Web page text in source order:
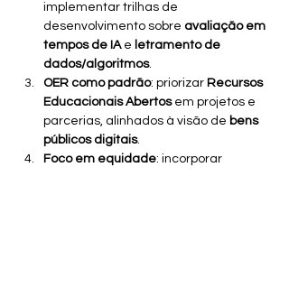
implementar trilhas de
desenvolvimento sobre avaliação em
tempos de IA e letramento de
dados/algoritmos.
OER como padrão: priorizar Recursos
Educacionais Abertos em projetos e
parcerias, alinhados à visão de bens
públicos digitais.
Foco em equidade: incorporar